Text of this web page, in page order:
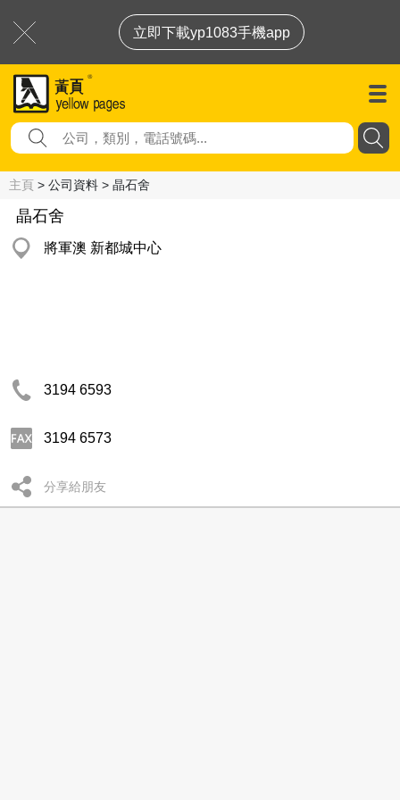
立即下載yp1083手機app
主頁 > 公司資料 > 晶石舍
晶石舍
將軍澳 新都城中心
3194 6593
3194 6573
分享給朋友